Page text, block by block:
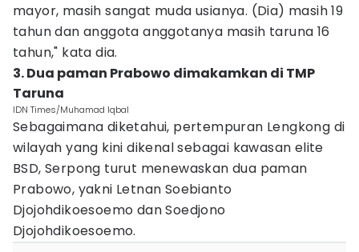
mayor, masih sangat muda usianya. (Dia) masih 19
tahun dan anggota anggotanya masih taruna 16
tahun," kata dia.
3. Dua paman Prabowo dimakamkan di TMP
Taruna
IDN Times/Muhamad Iqbal
Sebagaimana diketahui, pertempuran Lengkong di
wilayah yang kini dikenal sebagai kawasan elite
BSD, Serpong turut menewaskan dua paman
Prabowo, yakni Letnan Soebianto
Djojohdikoesoemo dan Soedjono
Djojohdikoesoemo.